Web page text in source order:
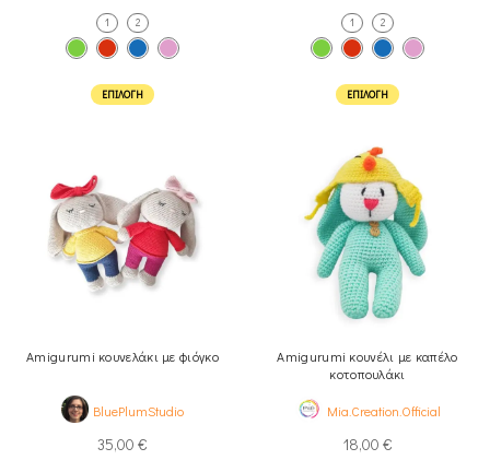
1 2
ΕΠΙΛΟΓΉ
1 2
ΕΠΙΛΟΓΉ
Amigurumi κουνελάκι με φιόγκο
BluePlumStudio
35,00 €
Amigurumi κουνέλι με καπέλο
κοτοπουλάκι
Mia.Creation.Official
18,00 €